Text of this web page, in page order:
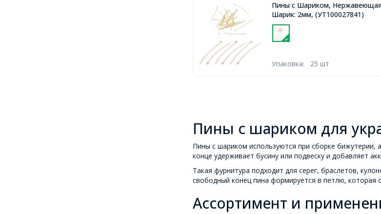
Пины с Шариком,
Шарик: 2мм, (УТ100027841)
Упаковка: 25 шт
Пины с шариком для
Пины с шариком используются при сборке бижутерии,
конце удерживает бусину или подвеску и добавляет
Такая фурнитура подходит для серег, браслетов,
свободный конец пина формируется в петлю, которая
Ассортимент и